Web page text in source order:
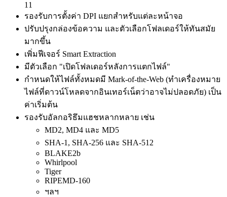
11
รองรับการตั้งค่า DPI แยกสำหรับแต่ละหน้าจอ
ปรับปรุงกล่องข้อความ และตัวเลือกโฟลเดอร์ให้ทันสมัย
มากขึ้น
เพิ่มฟีเจอร์ Smart Extraction
มีตัวเลือก "เปิดโฟลเดอร์หลังการแตกไฟล์"
กำหนดให้ไฟล์ทั้งหมดมี Mark-of-the-Web (ทำเครื่องหมาย
ไฟล์ที่ดาวน์โหลดจากอินเทอร์เน็ตว่าอาจไม่ปลอดภัย) เป็น
ค่าเริ่มต้น
รองรับอัลกอริธึมแฮชหลากหลาย เช่น
MD2, MD4 และ MD5
SHA-1, SHA-256 และ SHA-512
BLAKE2b
Whirlpool
Tiger
RIPEMD-160
ฯลฯ